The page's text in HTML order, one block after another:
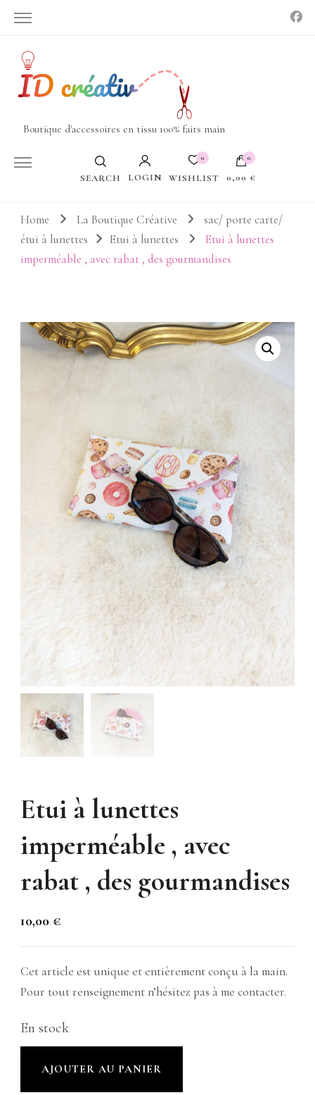
Boutique d'accessoires en tissu 100% faits main
SEARCH LOGIN
0
WISHLIST
0
0,00 €
Votre panier est vide.
Home La Boutique Créative
sac/ porte carte/
étui à lunettes
Etui à lunettes
Etui à lunettes
imperméable , avec rabat , des gourmandises
Etui à lunettes
imperméable , avec
rabat , des gourmandises
10,00 €
Cet article est unique et entièrement conçu à la main.
Pour tout renseignement n’hésitez pas à me contacter.
En stock
AJOUTER AU PANIER